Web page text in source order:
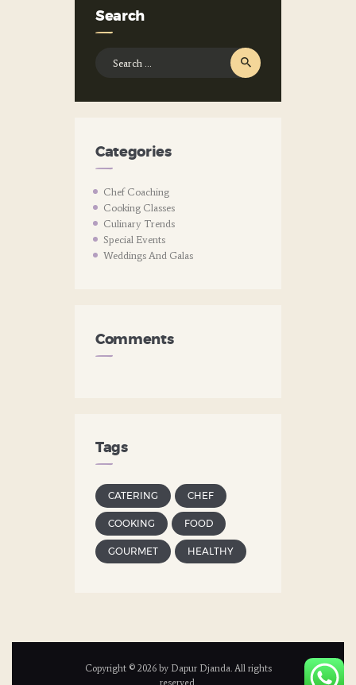
Search
Categories
Chef Coaching
Cooking Classes
Culinary Trends
Special Events
Weddings And Galas
Comments
Tags
CATERING CHEF
COOKING FOOD
GOURMET HEALTHY
Copyright © 2026 by Dapur Djanda. All rights
reserved.